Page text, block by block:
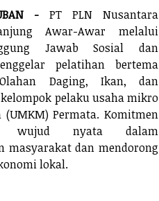
- PT PLN Nusantara
Awar-Awar melalui
Jawab Sosial dan
pelatihan bertema
Daging, Ikan, dan
pelaku usaha mikro
(UMKM) Permata. Komitmen
wujud nyata dalam
masyarakat dan mendorong
lokal.